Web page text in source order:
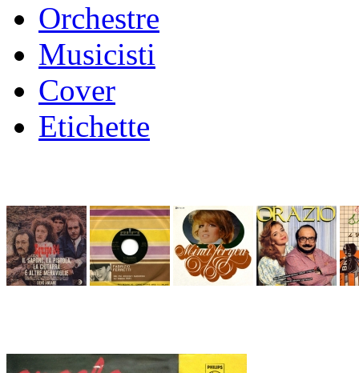
Orchestre
Musicisti
Cover
Etichette